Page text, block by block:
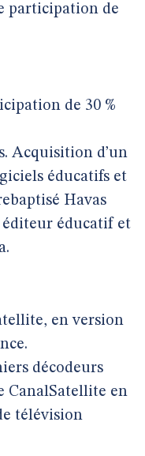
participation de
de 30 %
Acquisition d’un
éducatifs et
Havas
éducatif et
en version
décodeurs
CanalSatellite en
télévision